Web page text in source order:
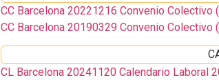
CC Barcelona 20221216 Convenio
CC Barcelona 20190329 Convenio Colectivo
CL Barcelona 20241120 Calendario Laboral